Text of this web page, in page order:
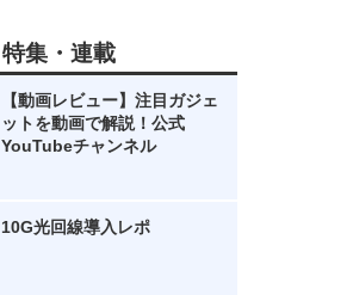
特集・連載
【動画レビュー】注目ガジェ
ットを動画で解説！公式
YouTubeチャンネル
10G光回線導入レポ